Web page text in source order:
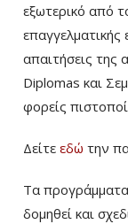
εξωτερικό από
απαιτήσεις της
Diplomas και
φορείς
Δείτε εδώ την
Τα
δομηθεί και